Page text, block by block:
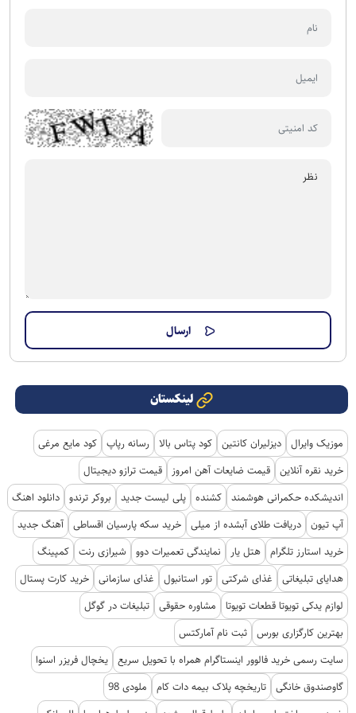
لینکستان
موزیک وایرال دیزلیران کانتین کود پتاس بالا رسانه رپاپ کود مایع مرغی
خرید نقره آنلاین قیمت ضایعات آهن امروز
قیمت ترازو دیجیتال
اندیشکده حکمرانی هوشمند کشنده پلی لیست جدید بروکر ترندو دانلود اهنگ
آپ تیون دریافت طلای آبشده از میلی خرید سکه پارسیان اقساطی آهنگ جدید
خرید استارز تلگرام هتل یار نمایندگی تعمیرات دوو شیرازی رنت کمپینگ
هدایای تبلیغاتی
غذای شرکتی تور استانبول غذای سازمانی خرید کارت پستال
لوازم یدکی تویوتا قطعات تویوتا
مشاوره حقوقی تبلیغات در گوگل
بهترین کارگزاری بورس ثبت نام آمارکتس
سایت رسمی خرید فالوور اینستاگرام همراه با تحویل سریع یخچال فریزر اسنوا
گاوصندوق خانگی تاریخچه پلاک بیمه دات کام
ملودی 98